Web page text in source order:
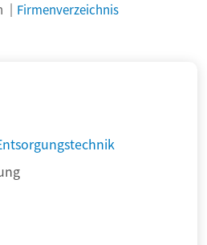
Firmenverzeichnis